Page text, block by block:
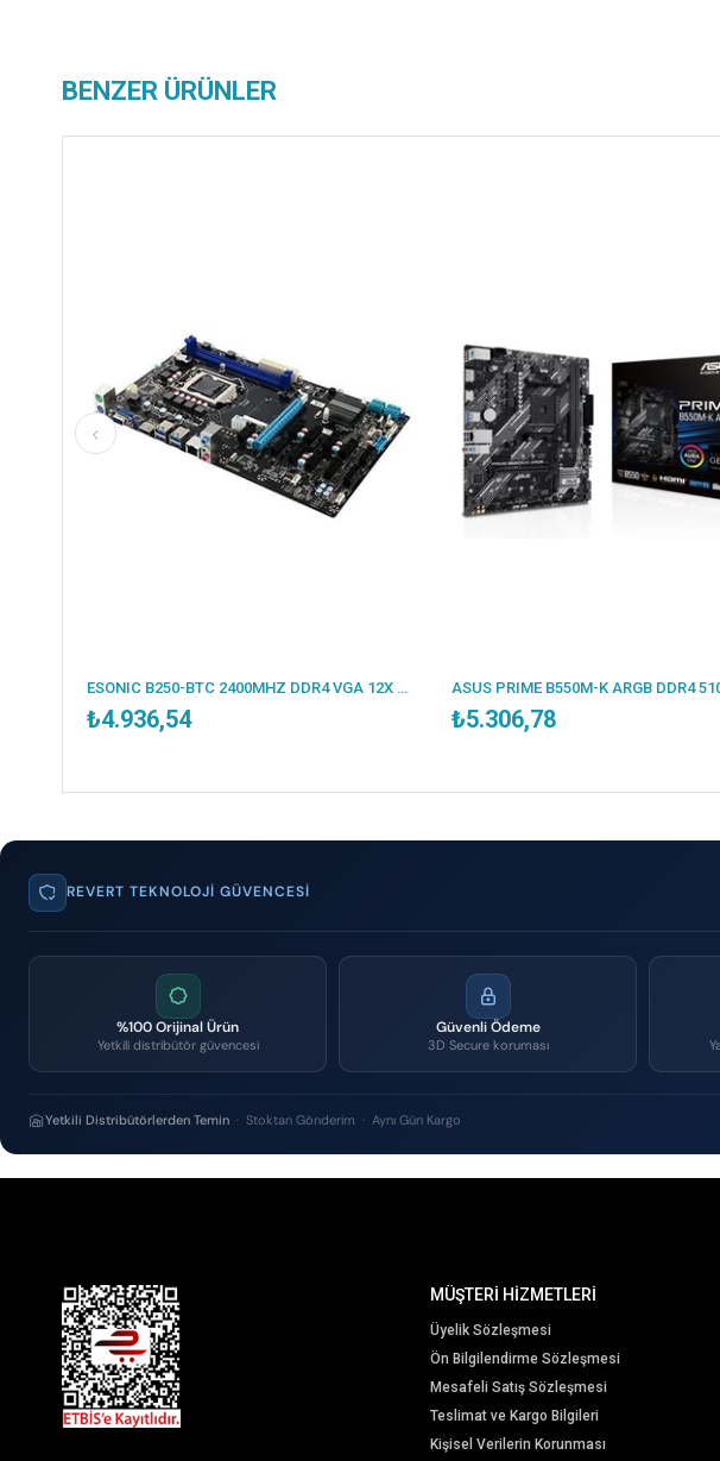
BENZER ÜRÜNLER
ESONIC B250-BTC 2400MHZ DDR4 VGA 12X PCI-E 1151P 6.NESİL CPU DESTEKLER (BULK - KUTUSUZ ) ASUS PRIME B550M-K ARGB DDR4 5100MHZ 1XHDMI 1XDP 2XM.2 USB 3.2 MATX AM4 (AMD AM4 5000/4000G/3000 SERİLERİ İLE UYUMLU)
REVERT TEKNOLOJI GÜVENCESI
%100 Orijinal Ürün
Yetkili distribütör güvencesi
Güvenli Ödeme
3D Secure koruması
Yetkili Distribütörlerden Temin · Stoktan Gönderim · Aynı Gün Kargo
MÜŞTERİ HİZMETLERİ
Üyelik Sözleşmesi
Ön Bilgilendirme Sözleşmesi
Mesafeli Satış Sözleşmesi
Teslimat ve Kargo Bilgileri
Kişisel Verilerin Korunması